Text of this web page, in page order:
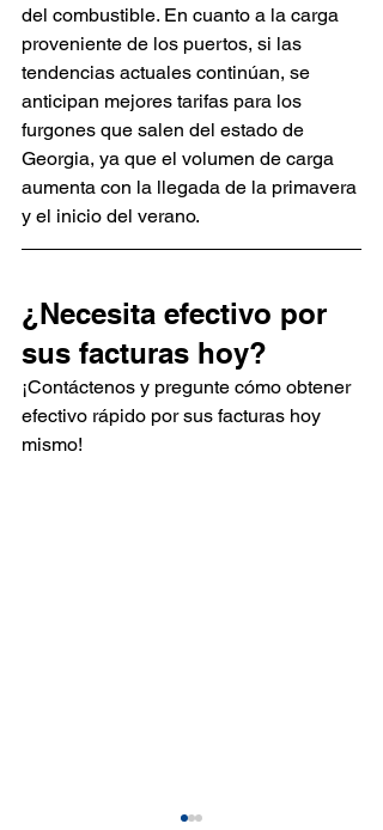
del combustible. En cuanto a la carga
proveniente de los puertos, si las
tendencias actuales continúan, se
anticipan mejores tarifas para los
furgones que salen del estado de
Georgia, ya que el volumen de carga
aumenta con la llegada de la primavera
y el inicio del verano.
¿Necesita efectivo por
sus facturas hoy?
¡Contáctenos y pregunte cómo obtener
efectivo rápido por sus facturas hoy
mismo!